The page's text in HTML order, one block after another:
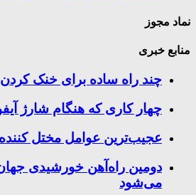
نماد مجوز
منابع خبری
چند راه‌ ساده برای خنک
چهار کاری که هنگام شارژ
عجیب‌ترین عوامل مختل
دومین راه‌آهن خورشیدی جهان
می‌شود